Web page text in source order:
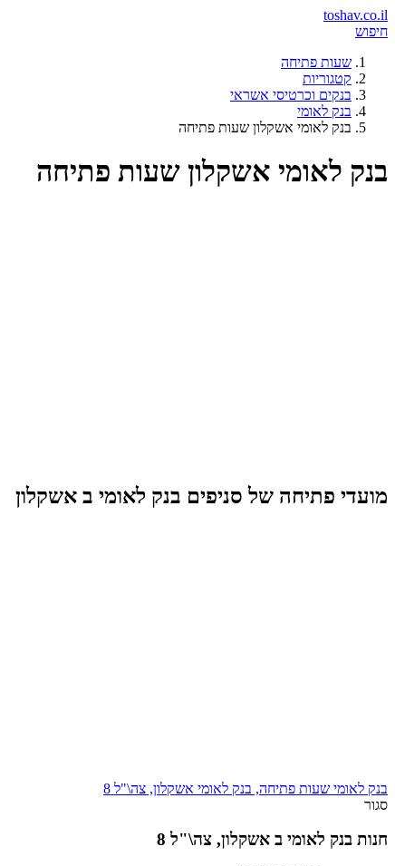
toshav.co.il
חיפוש
שעות פתיחה
קטגוריות
בנקים וכרטיסי אשראי
בנק לאומי
בנק לאומי אשקלון שעות פתיחה
בנק לאומי אשקלון שעות פתיחה
מועדי פתיחה של סניפים בנק לאומי ב אשקלון
בנק לאומי שעות פתיחה, בנק לאומי אשקלון, צה\"ל 8
סגור
חנות בנק לאומי ב אשקלון, צה\"ל 8